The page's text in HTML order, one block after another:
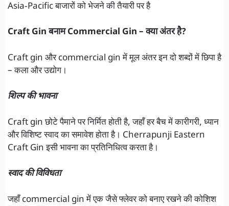
Asia‑Pacific बाजारों को भेजने की तैयारी पर है
Craft Gin बनाम Commercial Gin – क्या अंतर है?
Craft gin और commercial gin में मूल अंतर इन दो शब्दों में छिपा है
– कला और उद्योग।
शिल्प की भावना
Craft gin छोटे पैमाने पर निर्मित होती है, जहाँ हर बैच में कारीगरी, ध्यान
और विशिष्ट स्वाद का समावेश होता है। Cherrapunji Eastern
Craft Gin इसी भावना का प्रतिनिधित्व करता है।
स्वाद की विविधता
जहाँ commercial gin में एक जैसे फ्लेवर को बनाए रखने की कोशिश